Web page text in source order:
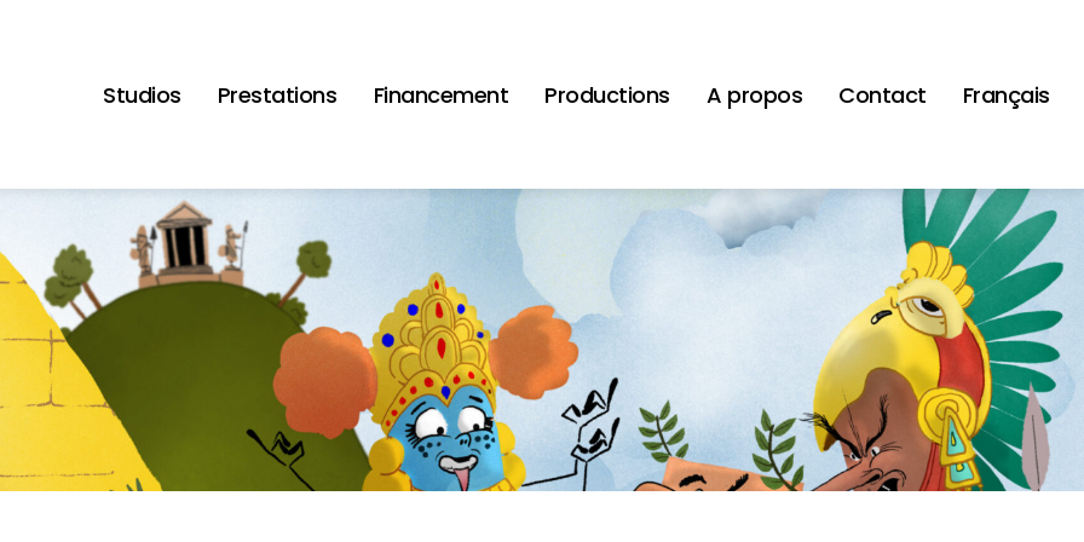
Studios Prestations Financement Productions A propos Contact Français